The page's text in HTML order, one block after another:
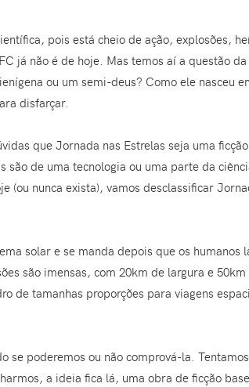
pois está cheio de ação, explosões,
já não é de hoje. Mas temos aí a questão
ou um semi-deus? Como ele nasceu
disfarçar.
que Jornada nas Estrelas seja uma
de uma tecnologia ou uma parte da
(ou nunca exista), vamos desclassificar
solar e se manda depois que os humanos
são imensas, com 20km de largura e 50km
de tamanhas proporções para viagens
poderemos ou não comprová-la.
a ideia fica lá, uma obra de ficção